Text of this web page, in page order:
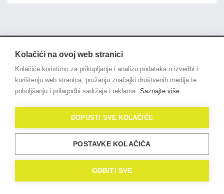
© 2021
Reserved.Izrada web stranica
Domidona IT
Kolačići (eng. Cookies)
Kolačići na ovoj web stranici
Kolačiće koristimo za prikupljanje i analizu podataka o izvedbi i
korištenju web stranica, pružanju značajki društvenih medija te
poboljšanju i prilagodbi sadržaja i reklama. Saznajte više
DOPUSTI SVE KOLAČIĆE
POSTAVKE KOLAČIĆA
ODBITI SVE